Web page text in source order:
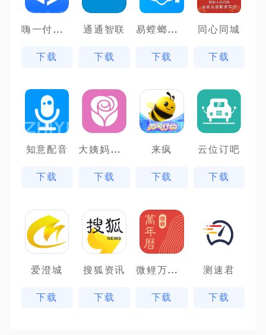
嗨一付商户版
下载
通通智联
下载
易螳螂云课堂
下载
同心同城
下载
知意配音
下载
大姨妈神器
下载
来疯
下载
云位订吧
下载
爱澄城
下载
搜狐资讯
下载
微鲤万年历
下载
测速君
下载